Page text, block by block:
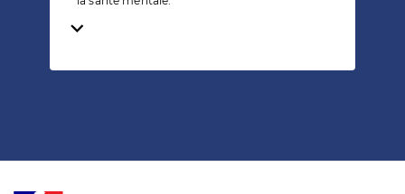
Temps de lecture